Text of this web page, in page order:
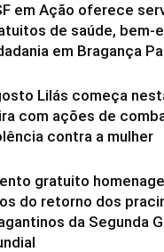
em Ação oferece
de saúde, bem-
em Bragança
Lilás começa
com ações de
contra a mulher
gratuito
do retorno dos
da Segunda